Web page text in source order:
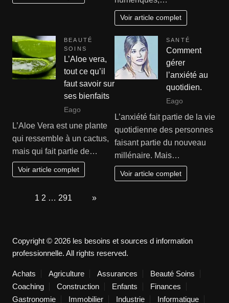
Voir article complet
BEAUTÉ
SOINS
L’Aloe vera,
tout ce qu’il
faut savoir sur
ses bienfaits
Eago
L’Aloe Vera est une plante
qui ressemble à un cactus,
mais qui fait partie de…
Voir article complet
SANTÉ
Comment
gérer
l’anxiété au
quotidien.
Eago
L’anxiété fait partie de la vie
quotidienne des personnes
faisant partie du nouveau
millénaire. Mais…
Voir article complet
1 2 … 291 »
Copyright © 2026 les besoins et sources d information
professionnelle. All rights reserved.
Achats Agriculture Assurances
Beauté Soins
Coaching
Construction Enfants
Finances
Gastronomie
Immobilier Industrie Informatique